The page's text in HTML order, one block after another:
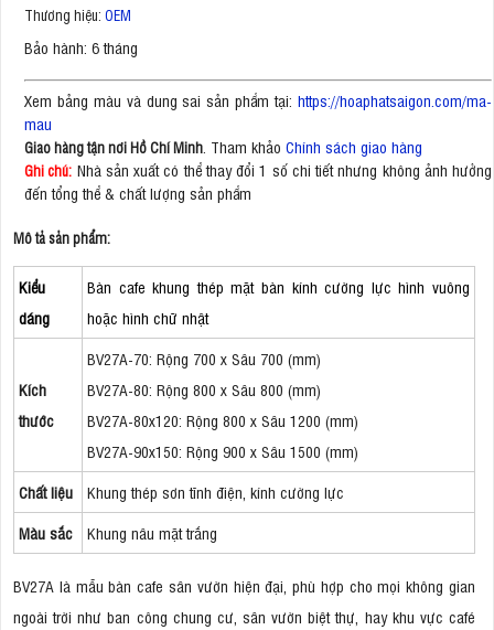
Thương hiệu: OEM
Bảo hành: 6 tháng
Xem bảng màu và dung sai sản phẩm tại: https://hoaphatsaigon.com/ma-
mau
Giao hàng tận nơi Hồ Chí Minh . Tham khảo Chính sách giao hàng
Ghi chú: Nhà sản xuất có thể thay đổi 1 số chi tiết nhưng không ảnh hưởng
đến tổng thể & chất lượng sản phẩm
Mô tả sản phẩm:
Kiểu
dáng
Bàn cafe khung thép mặt bàn kính cường lực hình vuông
hoặc hình chữ nhật
Kích
thước
BV27A-70: Rộng 700 x Sâu 700 (mm)
BV27A-80: Rộng 800 x Sâu 800 (mm)
BV27A-80x120: Rộng 800 x Sâu 1200 (mm)
BV27A-90x150: Rộng 900 x Sâu 1500 (mm)
Chất liệu
Khung thép sơn tĩnh điện, kính cường lực
Màu sắc
Khung nâu mặt trắng
BV27A là mẫu bàn cafe sân vườn hiện đại, phù hợp cho mọi không gian
ngoài trời như ban công chung cư, sân vườn biệt thự, hay khu vực café